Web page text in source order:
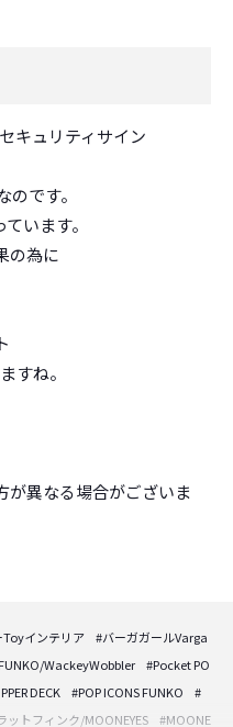
キュリティサイン
です。
います。
の為に
すね。
が異なる場合がございま
インテリア
#バーガガールVarga
WackeyWobbler
#Pocket PO
DECK #POP ICONS FUNKO
#
ットフィンク/MOONEYES #MOONE